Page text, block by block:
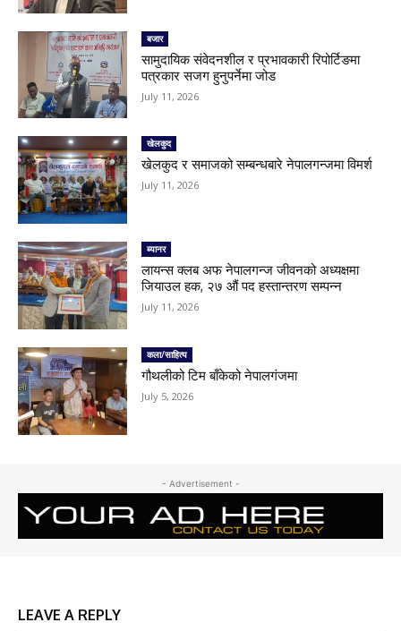
बजार
सामुदायिक संवेदनशील र प्रभावकारी रिपोर्टिङमा
पत्रकार सजग हुनुपर्नेमा जोड
July 11, 2026
खेलकुद
खेलकुद र समाजको सम्बन्धबारे नेपालगन्जमा विमर्श
July 11, 2026
ब्यानर
लायन्स क्लब अफ नेपालगन्ज जीवनको अध्यक्षमा
जियाउल हक, २७ औं पद हस्तान्तरण सम्पन्न
July 11, 2026
कला/साहित्य
गौथलीको टिम बाँकेको नेपालगंजमा
July 5, 2026
- Advertisement -
LEAVE A REPLY